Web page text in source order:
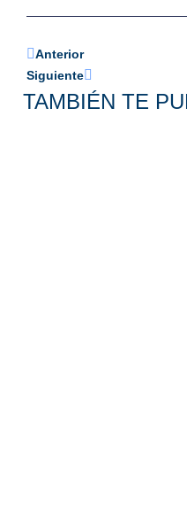
Anterior
Siguiente
TAMBIÉN TE